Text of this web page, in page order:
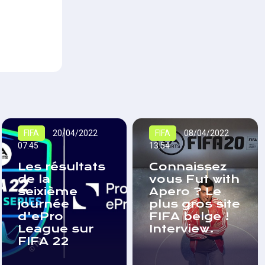
FIFA
20/04/2022
07:45
Les résultats
de la
seixième
journée
d'ePro
League sur
FIFA 22
FIFA
08/04/2022
13:54
Connaissez
vous Fut with
Apero ? Le
plus gros site
FIFA belge !
Interview.